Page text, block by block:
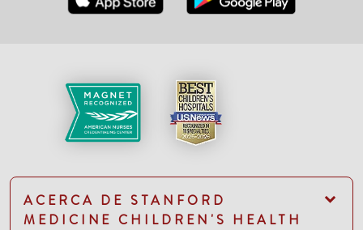
ACERCA DE STANFORD
MEDICINE CHILDREN'S HEALTH